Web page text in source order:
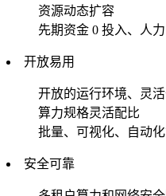
资源动态扩容
先期资金 0 投入、人
开放易用
开放的运行环境、灵
算力规格灵活配比
批量、可视化、自动
安全可靠